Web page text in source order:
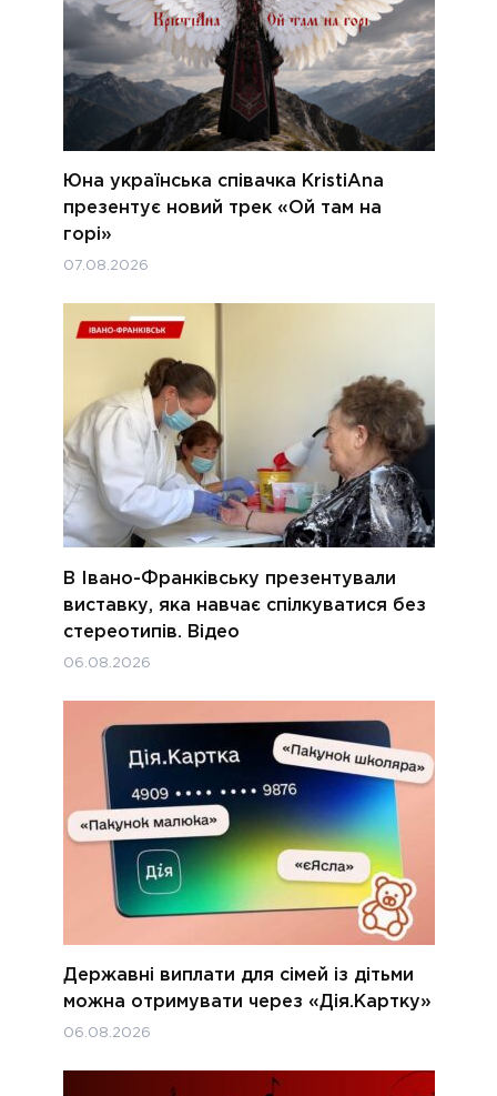
Юна українська співачка KristiAna
презентує новий трек «Ой там на
горі»
07.08.2026
В Івано-Франківську презентували
виставку, яка навчає спілкуватися без
стереотипів. Відео
06.08.2026
Державні виплати для сімей із дітьми
можна отримувати через «Дія.Картку»
06.08.2026